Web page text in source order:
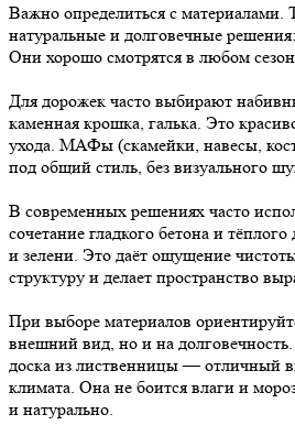
Важно определиться с материалами.
натуральные и долговечные
Они хорошо смотрятся в любом
Для дорожек часто выбирают
каменная крошка, галька. Это
ухода. МАФы (скамейки, навесы,
под общий стиль, без визуального
В современных решениях часто
сочетание гладкого бетона и
и зелени. Это даёт ощущение
структуру и делает пространство
При выборе материалов
внешний вид, но и на
доска из лиственницы — отличный
климата. Она не боится влаги и
и натурально.